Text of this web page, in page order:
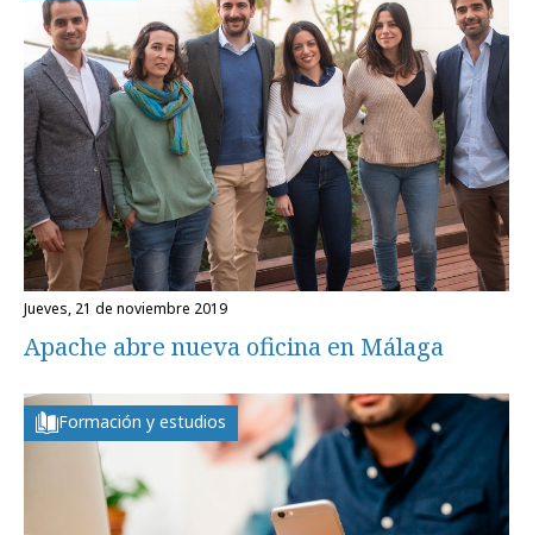
jueves, 21 de noviembre 2019
Apache abre nueva oficina en Málaga
Formación y estudios